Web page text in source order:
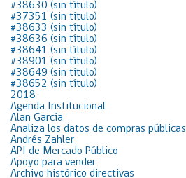
#38630 (sin título)
#37351 (sin título)
#38633 (sin título)
#38636 (sin título)
#38641 (sin título)
#38901 (sin título)
#38649 (sin título)
#38652 (sin título)
2018
Agenda Institucional
Alan García
Analiza los datos de compras públicas
Andrés Zahler
API de Mercado Público
Apoyo para vender
Archivo histórico directivas